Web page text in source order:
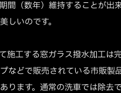
間（数年）維持することが出
しいのです。
施工する窓ガラス撥水加工は
などで販売されている市販製
ります。通常の洗車では除去